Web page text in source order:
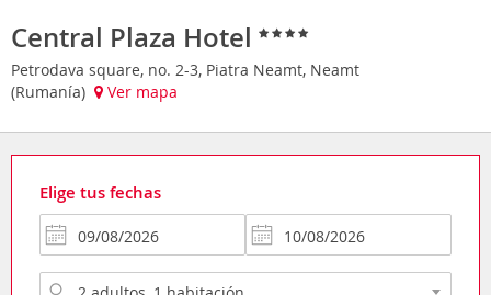
Central Plaza Hotel
Petrodava square, no. 2-3, Piatra Neamt, Neamt
(Rumanía)
Ver mapa
Elige tus fechas